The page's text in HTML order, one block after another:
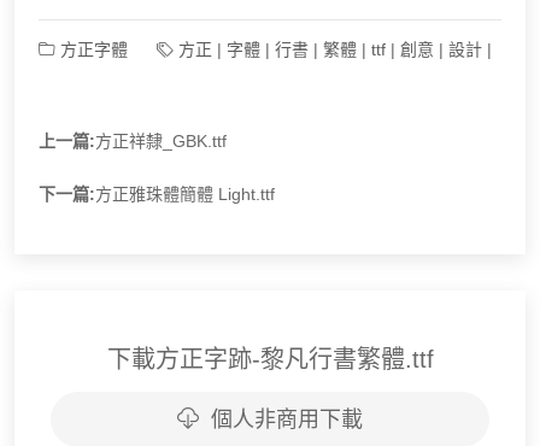
方正字體 方正 | 字體 | 行書 | 繁體 | ttf | 創意 | 設計 |
上一篇:方正祥隸_GBK.ttf
下一篇:方正雅珠體簡體 Light.ttf
下載方正字跡-黎凡行書繁體.ttf
個人非商用下載